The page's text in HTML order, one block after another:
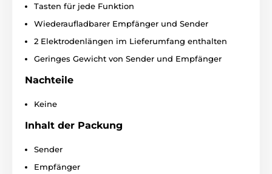
Display
Das Reedog Pro Trainer MX-500 Basic hat
und ein hochwertiges
hintergrundbeleuchtetes LCD-Display, das es für das
werden die Korrekturstärke, der Ladezustand der
Hundetrainingshalsband ist
Tasten für jede Funktion
Wiederaufladbarer Empfänger und Sender
2 Elektrodenlängen im Lieferumfang enthalten
Geringes Gewicht von Sender und Empfänger
Nachteile
Keine
Inhalt der Packung
Sender
Empfänger